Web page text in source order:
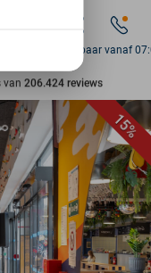
van 206.424 reviews
Bereikbaar vanaf
15%